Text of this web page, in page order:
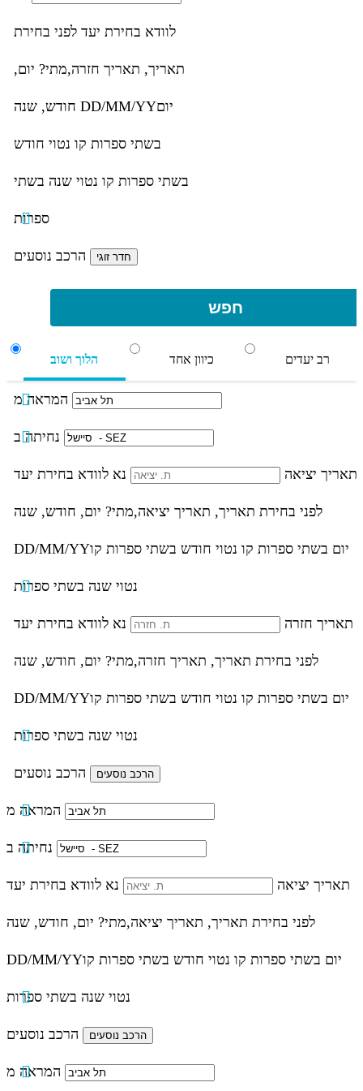
לוודא בחירת יעד לפני בחירת
תאריך, תאריך חזרה,מתי? יום,
DD/MM/YYיום
בשתי ספרות קו נטוי חודש
בשתי ספרות קו נטוי שנה בשתי
ספרות
הרכב נוסעים
חפש
הלוך ושוב כיוון אחד רב יעדים
המראה מ
נחיתה ב
תאריך יציאה נא לוודא בחירת יעד
לפני בחירת תאריך, תאריך יציאה,מתי? יום, חודש, שנה
DD/MM/YYיום בשתי ספרות קו נטוי חודש בשתי ספרות קו
נטוי שנה בשתי ספרות
תאריך חזרה נא לוודא בחירת יעד
לפני בחירת תאריך, תאריך חזרה,מתי? יום, חודש, שנה
DD/MM/YYיום בשתי ספרות קו נטוי חודש בשתי ספרות קו
נטוי שנה בשתי ספרות
הרכב נוסעים
המראה מ
נחיתה ב
תאריך יציאה נא לוודא בחירת יעד
לפני בחירת תאריך, תאריך יציאה,מתי? יום, חודש, שנה
DD/MM/YYיום בשתי ספרות קו נטוי חודש בשתי ספרות קו
נטוי שנה בשתי ספרות
הרכב נוסעים
המראה מ